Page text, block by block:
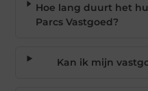
Hoe lang duurt het
Parcs Vastgoed?
Kan ik mijn